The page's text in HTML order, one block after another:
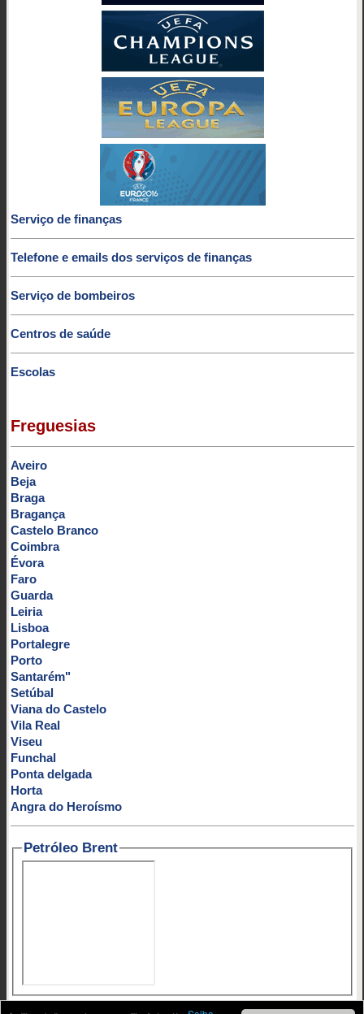
Serviço de finanças
Telefone e emails dos serviços de finanças
Serviço de bombeiros
Centros de saúde
Escolas
Freguesias
Aveiro
Beja
Braga
Bragança
Castelo Branco
Coimbra
Évora
Faro
Guarda
Leiria
Lisboa
Portalegre
Porto
Santarém"
Setúbal
Viana do Castelo
Vila Real
Viseu
Funchal
Ponta delgada
Horta
Angra do Heroísmo
Petróleo Brent
|SAPO MAIL|HOTMAIL|